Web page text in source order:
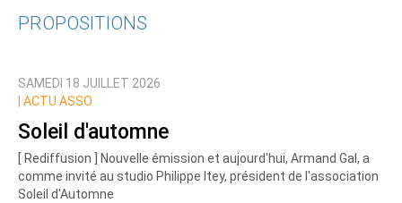
Nom
Courriel (non publié)
PROPOSITIONS
SAMEDI 18 JUILLET 2026
ACTU ASSO
Soleil d'automne
[ Rediffusion ] Nouvelle émission et aujourd'hui, Armand Gal, a
comme invité au studio Philippe Itey, président de l'association
Soleil d'Automne